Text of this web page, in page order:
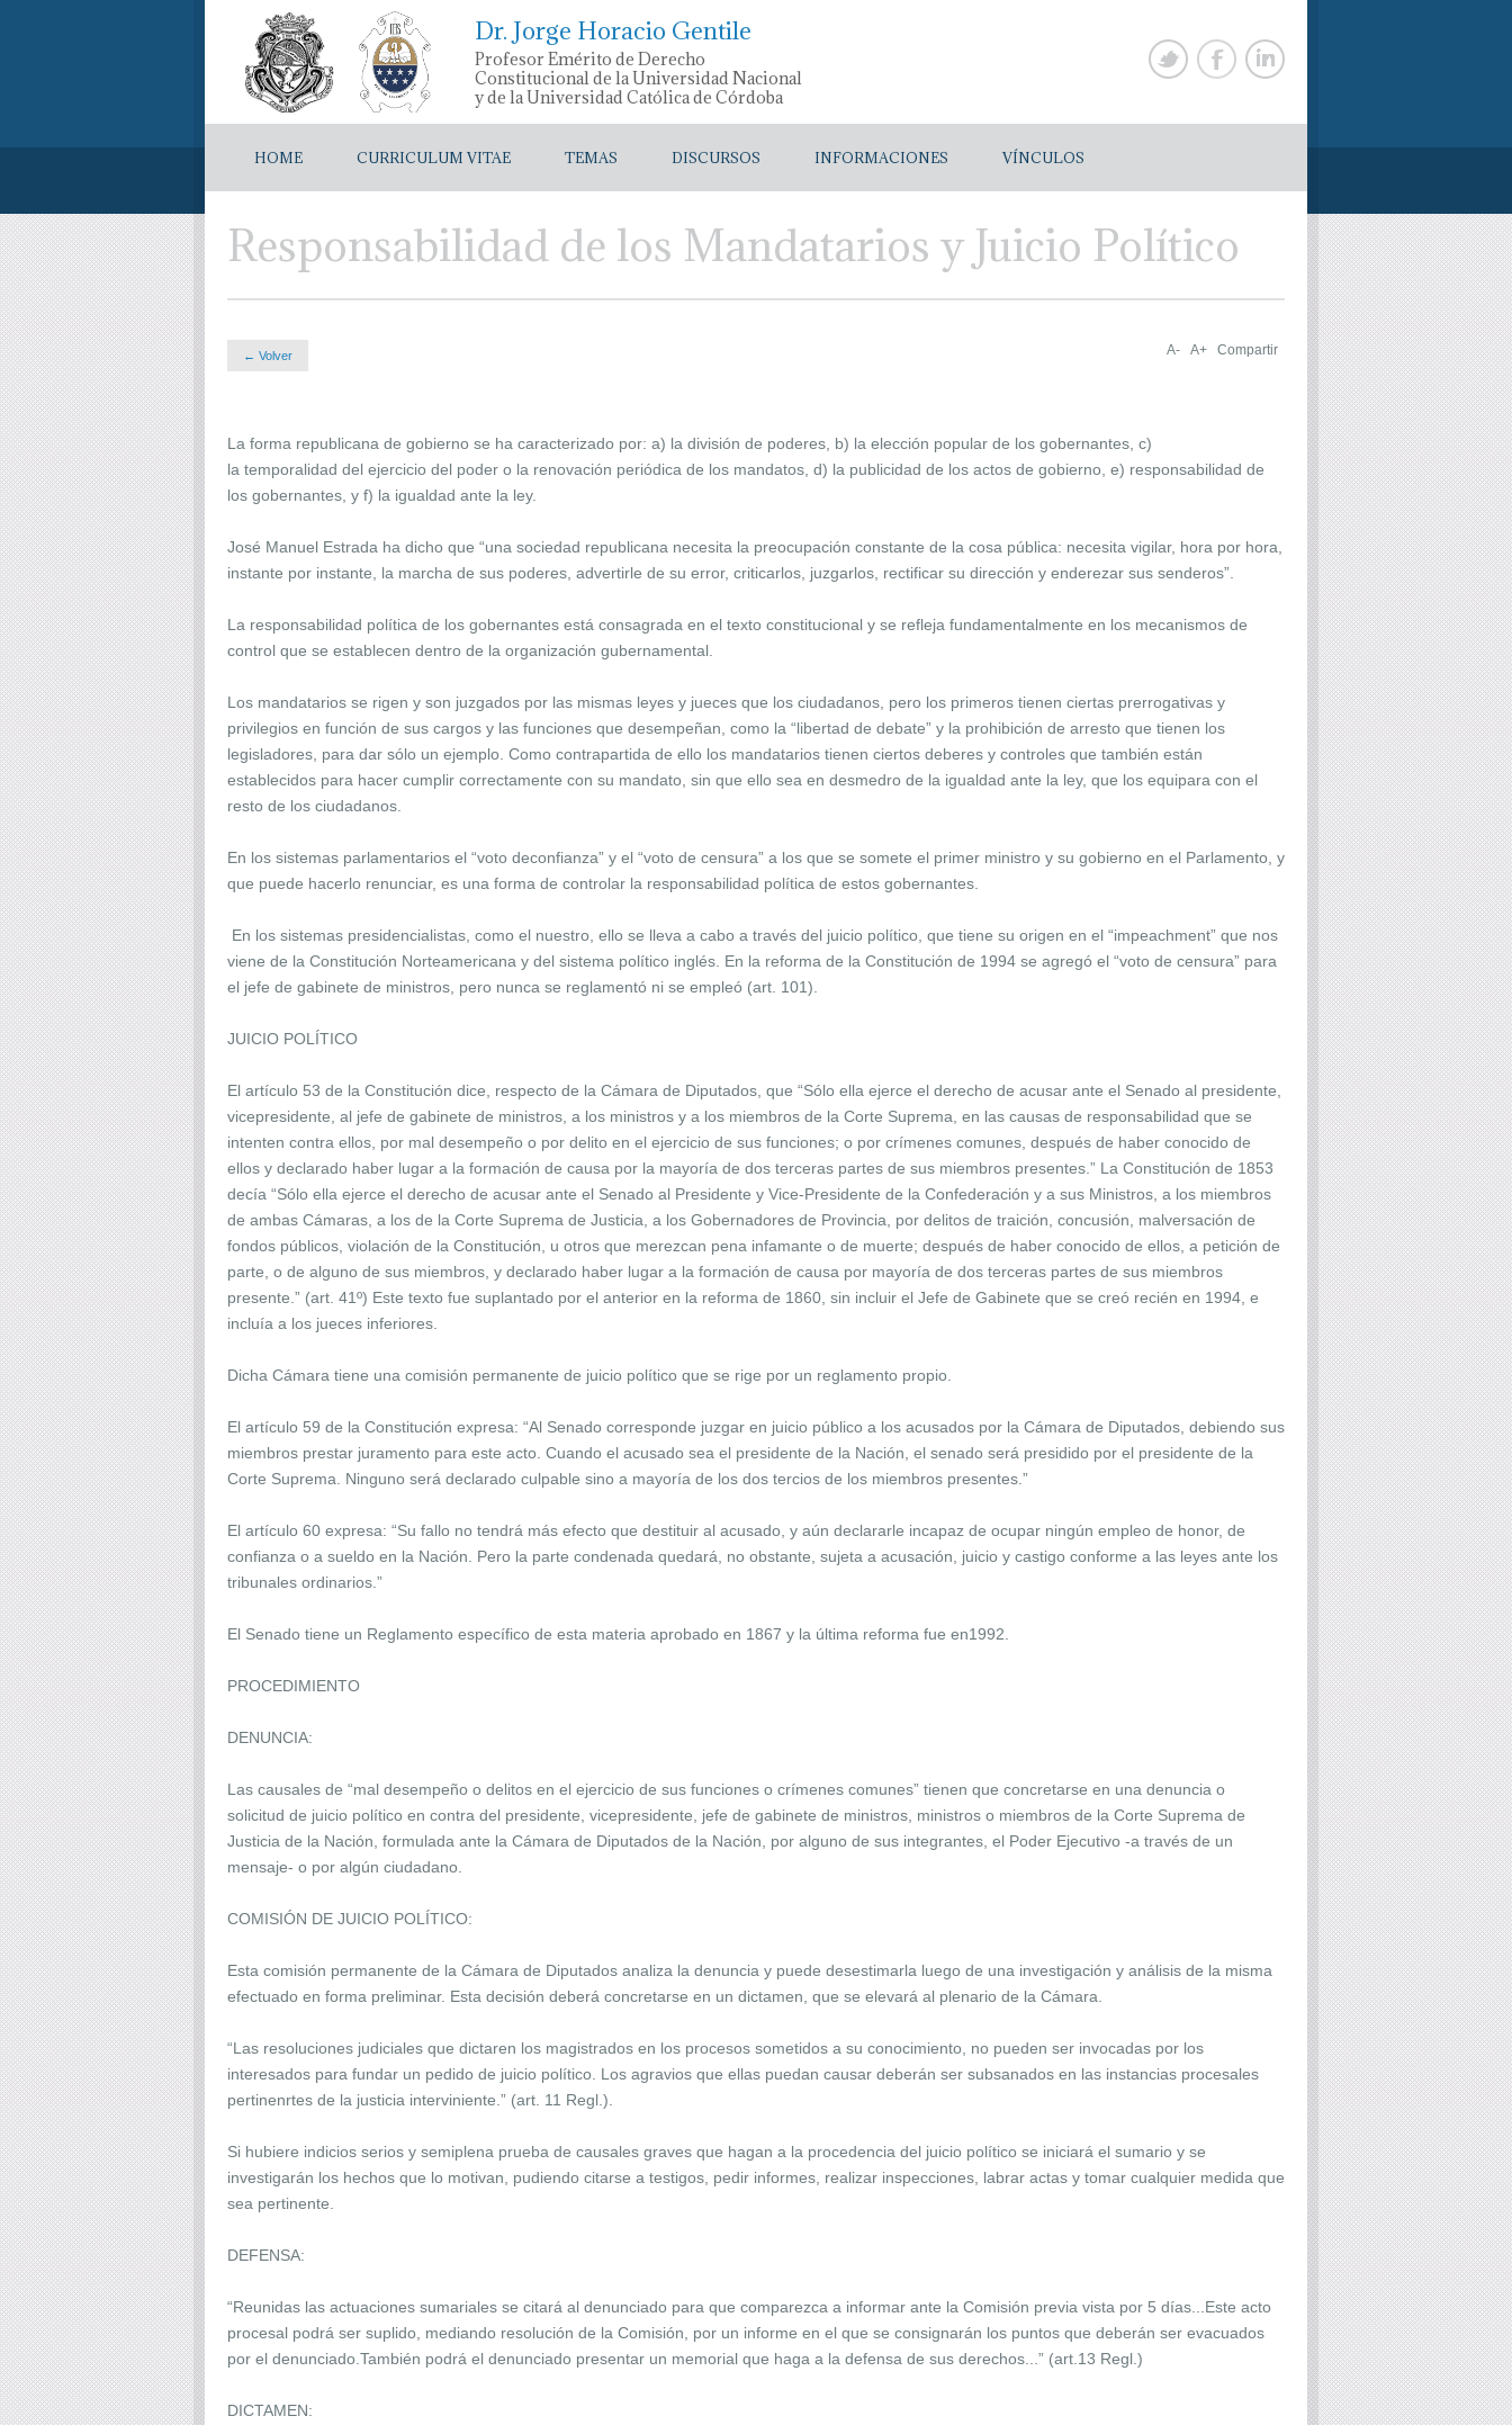
Dr. Jorge Horacio Gentile
Profesor Emérito de Derecho
Constitucional de la Universidad Nacional
y de la Universidad Católica de Córdoba
HOME CURRICULUM VITAE TEMAS DISCURSOS INFORMACIONES VÍNCULOS
Responsabilidad de los Mandatarios y Juicio Político
← Volver A- A+ Compartir
La forma republicana de gobierno se ha caracterizado por: a) la división de poderes, b) la elección popular de los gobernantes, c)
la temporalidad del ejercicio del poder o la renovación periódica de los mandatos, d) la publicidad de los actos de gobierno, e) responsabilidad de
los gobernantes, y f) la igualdad ante la ley.
José Manuel Estrada ha dicho que “una sociedad republicana necesita la preocupación constante de la cosa pública: necesita vigilar, hora por hora,
instante por instante, la marcha de sus poderes, advertirle de su error, criticarlos, juzgarlos, rectificar su dirección y enderezar sus senderos”.
La responsabilidad política de los gobernantes está consagrada en el texto constitucional y se refleja fundamentalmente en los mecanismos de
control que se establecen dentro de la organización gubernamental.
Los mandatarios se rigen y son juzgados por las mismas leyes y jueces que los ciudadanos, pero los primeros tienen ciertas prerrogativas y
privilegios en función de sus cargos y las funciones que desempeñan, como la “libertad de debate” y la prohibición de arresto que tienen los
legisladores, para dar sólo un ejemplo. Como contrapartida de ello los mandatarios tienen ciertos deberes y controles que también están
establecidos para hacer cumplir correctamente con su mandato, sin que ello sea en desmedro de la igualdad ante la ley, que los equipara con el
resto de los ciudadanos.
En los sistemas parlamentarios el “voto deconfianza” y el “voto de censura” a los que se somete el primer ministro y su gobierno en el Parlamento, y
que puede hacerlo renunciar, es una forma de controlar la responsabilidad política de estos gobernantes.
En los sistemas presidencialistas, como el nuestro, ello se lleva a cabo a través del juicio político, que tiene su origen en el “impeachment” que nos
viene de la Constitución Norteamericana y del sistema político inglés. En la reforma de la Constitución de 1994 se agregó el “voto de censura” para
el jefe de gabinete de ministros, pero nunca se reglamentó ni se empleó (art. 101).
JUICIO POLÍTICO
El artículo 53 de la Constitución dice, respecto de la Cámara de Diputados, que “Sólo ella ejerce el derecho de acusar ante el Senado al presidente,
vicepresidente, al jefe de gabinete de ministros, a los ministros y a los miembros de la Corte Suprema, en las causas de responsabilidad que se
intenten contra ellos, por mal desempeño o por delito en el ejercicio de sus funciones; o por crímenes comunes, después de haber conocido de
ellos y declarado haber lugar a la formación de causa por la mayoría de dos terceras partes de sus miembros presentes.” La Constitución de 1853
decía “Sólo ella ejerce el derecho de acusar ante el Senado al Presidente y Vice-Presidente de la Confederación y a sus Ministros, a los miembros
de ambas Cámaras, a los de la Corte Suprema de Justicia, a los Gobernadores de Provincia, por delitos de traición, concusión, malversación de
fondos públicos, violación de la Constitución, u otros que merezcan pena infamante o de muerte; después de haber conocido de ellos, a petición de
parte, o de alguno de sus miembros, y declarado haber lugar a la formación de causa por mayoría de dos terceras partes de sus miembros
presente.” (art. 41º) Este texto fue suplantado por el anterior en la reforma de 1860, sin incluir el Jefe de Gabinete que se creó recién en 1994, e
incluía a los jueces inferiores.
Dicha Cámara tiene una comisión permanente de juicio político que se rige por un reglamento propio.
El artículo 59 de la Constitución expresa: “Al Senado corresponde juzgar en juicio público a los acusados por la Cámara de Diputados, debiendo sus
miembros prestar juramento para este acto. Cuando el acusado sea el presidente de la Nación, el senado será presidido por el presidente de la
Corte Suprema. Ninguno será declarado culpable sino a mayoría de los dos tercios de los miembros presentes.”
El artículo 60 expresa: “Su fallo no tendrá más efecto que destituir al acusado, y aún declararle incapaz de ocupar ningún empleo de honor, de
confianza o a sueldo en la Nación. Pero la parte condenada quedará, no obstante, sujeta a acusación, juicio y castigo conforme a las leyes ante los
tribunales ordinarios.”
El Senado tiene un Reglamento específico de esta materia aprobado en 1867 y la última reforma fue en1992.
PROCEDIMIENTO
DENUNCIA:
Las causales de “mal desempeño o delitos en el ejercicio de sus funciones o crímenes comunes” tienen que concretarse en una denuncia o
solicitud de juicio político en contra del presidente, vicepresidente, jefe de gabinete de ministros, ministros o miembros de la Corte Suprema de
Justicia de la Nación, formulada ante la Cámara de Diputados de la Nación, por alguno de sus integrantes, el Poder Ejecutivo -a través de un
mensaje- o por algún ciudadano.
COMISIÓN DE JUICIO POLÍTICO:
Esta comisión permanente de la Cámara de Diputados analiza la denuncia y puede desestimarla luego de una investigación y análisis de la misma
efectuado en forma preliminar. Esta decisión deberá concretarse en un dictamen, que se elevará al plenario de la Cámara.
“Las resoluciones judiciales que dictaren los magistrados en los procesos sometidos a su conocimiento, no pueden ser invocadas por los
interesados para fundar un pedido de juicio político. Los agravios que ellas puedan causar deberán ser subsanados en las instancias procesales
pertinenrtes de la justicia interviniente.” (art. 11 Regl.).
Si hubiere indicios serios y semiplena prueba de causales graves que hagan a la procedencia del juicio político se iniciará el sumario y se
investigarán los hechos que lo motivan, pudiendo citarse a testigos, pedir informes, realizar inspecciones, labrar actas y tomar cualquier medida que
sea pertinente.
DEFENSA:
“Reunidas las actuaciones sumariales se citará al denunciado para que comparezca a informar ante la Comisión previa vista por 5 días...Este acto
procesal podrá ser suplido, mediando resolución de la Comisión, por un informe en el que se consignarán los puntos que deberán ser evacuados
por el denunciado.También podrá el denunciado presentar un memorial que haga a la defensa de sus derechos...” (art.13 Regl.)
DICTAMEN: